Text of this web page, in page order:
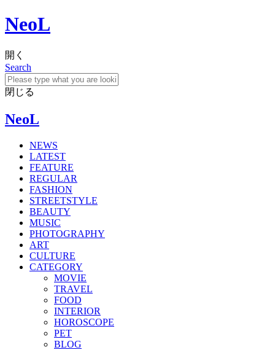
NeoL
開く
Search
閉じる
NeoL
NEWS
LATEST
FEATURE
REGULAR
FASHION
STREETSTYLE
BEAUTY
MUSIC
PHOTOGRAPHY
ART
CULTURE
CATEGORY
MOVIE
TRAVEL
FOOD
INTERIOR
HOROSCOPE
PET
BLOG